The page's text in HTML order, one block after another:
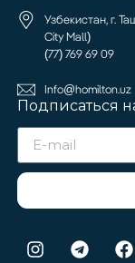
Узбекистан, г.
City Mall)
(77) 769 69 09
Info@homilton.uz
Подписаться